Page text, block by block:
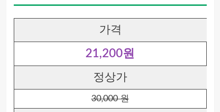
가격
21,200원
정상가
30,000 원